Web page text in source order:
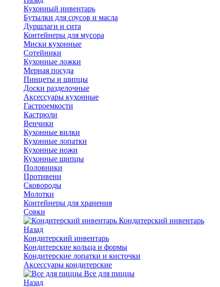
Кухонный инвентарь
Бутылки для соусов и масла
Дуршлаги и сита
Контейнеры для мусора
Миски кухонные
Сотейники
Кухонные ложки
Мерная посуда
Пинцеты и щипцы
Доски разделочные
Аксессуары кухонные
Гастроемкости
Кастрюли
Венчики
Кухонные вилки
Кухонные лопатки
Кухонные ножи
Кухонные щипцы
Половники
Противени
Сковороды
Молотки
Контейнеры для хранения
Совки
Кондитерский инвентарь
Назад
Кондитерский инвентарь
Кондитерские кольца и формы
Кондитерские лопатки и кисточки
Аксессуары кондитерские
Все для пиццы
Назад